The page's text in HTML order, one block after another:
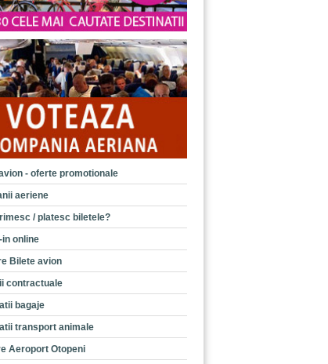
- oferte promotionale
aeriene
/ platesc biletele?
online
Bilete avion
contractuale
bagaje
transport animale
Aeroport Otopeni